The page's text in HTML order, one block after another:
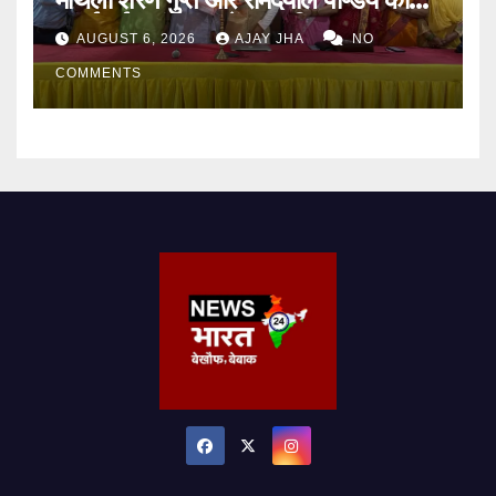
मनाई गई जयंती, 72वें जन्म-दिवस पर
बिन्देश्वर गुप्ता हुए सम्मानित
AUGUST 6, 2026 AJAY JHA NO
COMMENTS